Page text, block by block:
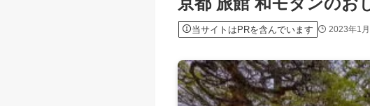
当サイトはPRを含んでいます 2023年1